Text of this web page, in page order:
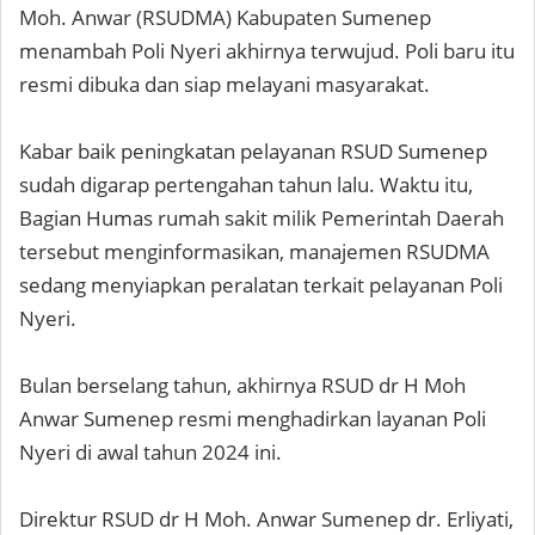
Moh. Anwar (RSUDMA) Kabupaten Sumenep
menambah Poli Nyeri akhirnya terwujud. Poli baru itu
resmi dibuka dan siap melayani masyarakat.
Kabar baik peningkatan pelayanan RSUD Sumenep
sudah digarap pertengahan tahun lalu. Waktu itu,
Bagian Humas rumah sakit milik Pemerintah Daerah
tersebut menginformasikan, manajemen RSUDMA
sedang menyiapkan peralatan terkait pelayanan Poli
Nyeri.
Bulan berselang tahun, akhirnya RSUD dr H Moh
Anwar Sumenep resmi menghadirkan layanan Poli
Nyeri di awal tahun 2024 ini.
Direktur RSUD dr H Moh. Anwar Sumenep dr. Erliyati,